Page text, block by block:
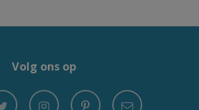
Volg ons op